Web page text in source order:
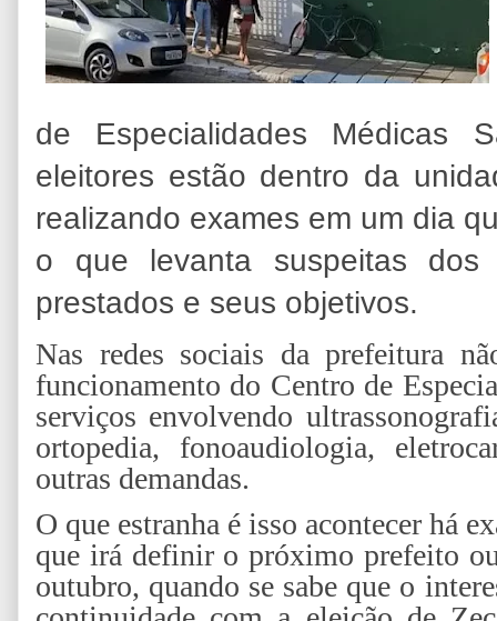
de Especialidades Médicas
eleitores estão dentro da
realizando exames em um dia
o que levanta suspeitas
prestados e seus objetivos.
Nas redes sociais da prefeitura
funcionamento do Centro de
serviços envolvendo
ortopedia, fonoaudiologia,
outras demandas.
O que estranha é isso acontecer há
que irá definir o próximo prefeito
outubro, quando se sabe que o